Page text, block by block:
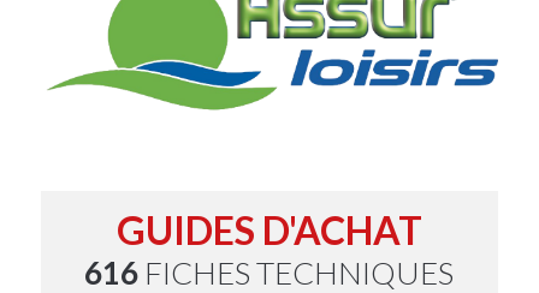
GUIDES D'ACHAT
616 FICHES TECHNIQUES